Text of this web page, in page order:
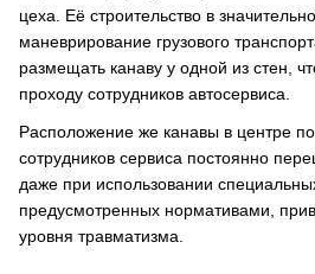
цеха. Её строительство в
маневрирование грузового
размещать канаву у одной из стен,
проходу сотрудников автосервиса.
Расположение же канавы в центре
сотрудников сервиса постоянно
даже при использовании
предусмотренных нормативами,
уровня травматизма.